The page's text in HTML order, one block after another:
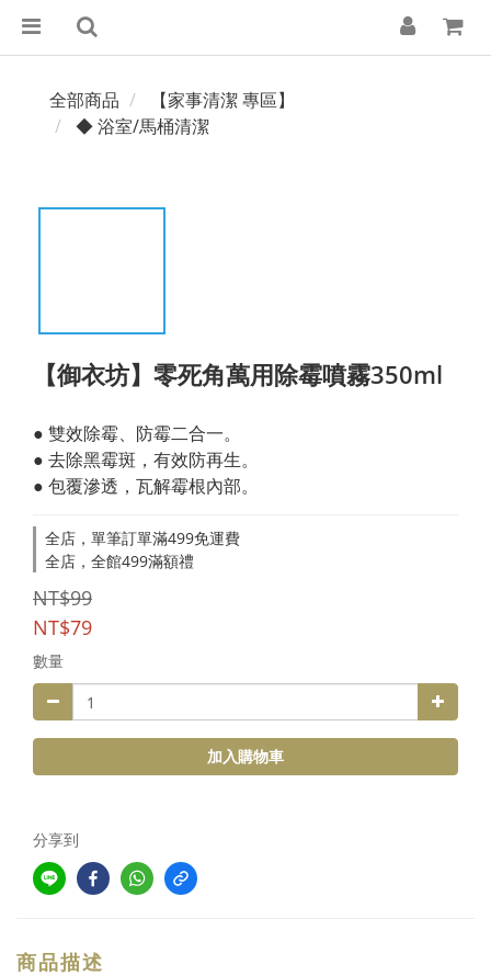
全部商品
【家事清潔 專區】
◆ 浴室/馬桶清潔
【御衣坊】零死角萬用除霉噴霧350ml
● 雙效除霉、防霉二合一。
● 去除黑霉斑，有效防再生。
● 包覆滲透，瓦解霉根內部。
全店，單筆訂單滿499免運費
全店，全館499滿額禮
NT$99
NT$79
數量
加入購物車
分享到
商品描述